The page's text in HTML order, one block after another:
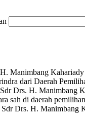
Manimbang
dari Daerah
Drs. H. Manimbang
sah di daerah
Drs. H. Manimbang